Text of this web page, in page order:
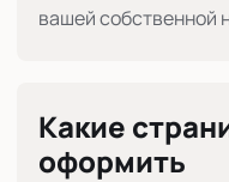
вашей собственной
Какие
оформить